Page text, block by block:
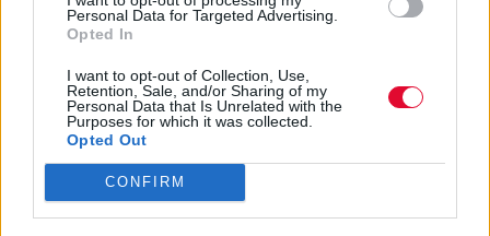
Personal Data for Targeted Advertising.
Opted In
I want to opt-out of Collection, Use,
Retention, Sale, and/or Sharing of my
Personal Data that Is Unrelated with the
Purposes for which it was collected.
Opted Out
CONFIRM